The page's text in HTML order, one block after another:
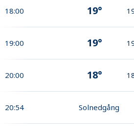
18:00 19°
19:00 19°
20:00 18°
20:54 Solnedgång